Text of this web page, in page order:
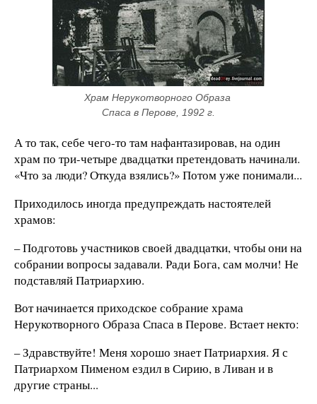
Храм Нерукотворного Образа
Спаса в Перове, 1992 г.
А то так, себе чего-то там нафантазировав, на один
храм по три-четыре двадцатки претендовать начинали.
«Что за люди? Откуда взялись?» Потом уже понимали...
Приходилось иногда предупреждать настоятелей
храмов:
– Подготовь участников своей двадцатки, чтобы они на
собрании вопросы задавали. Ради Бога, сам молчи! Не
подставляй Патриархию.
Вот начинается приходское собрание храма
Нерукотворного Образа Спаса в Перове. Встает некто:
– Здравствуйте! Меня хорошо знает Патриархия. Я с
Патриархом Пименом ездил в Сирию, в Ливан и в
другие страны...